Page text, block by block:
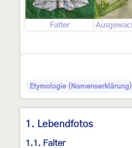
Falter
Etymologie (Namenserklärung)
1. Lebendfotos
1.1. Falter